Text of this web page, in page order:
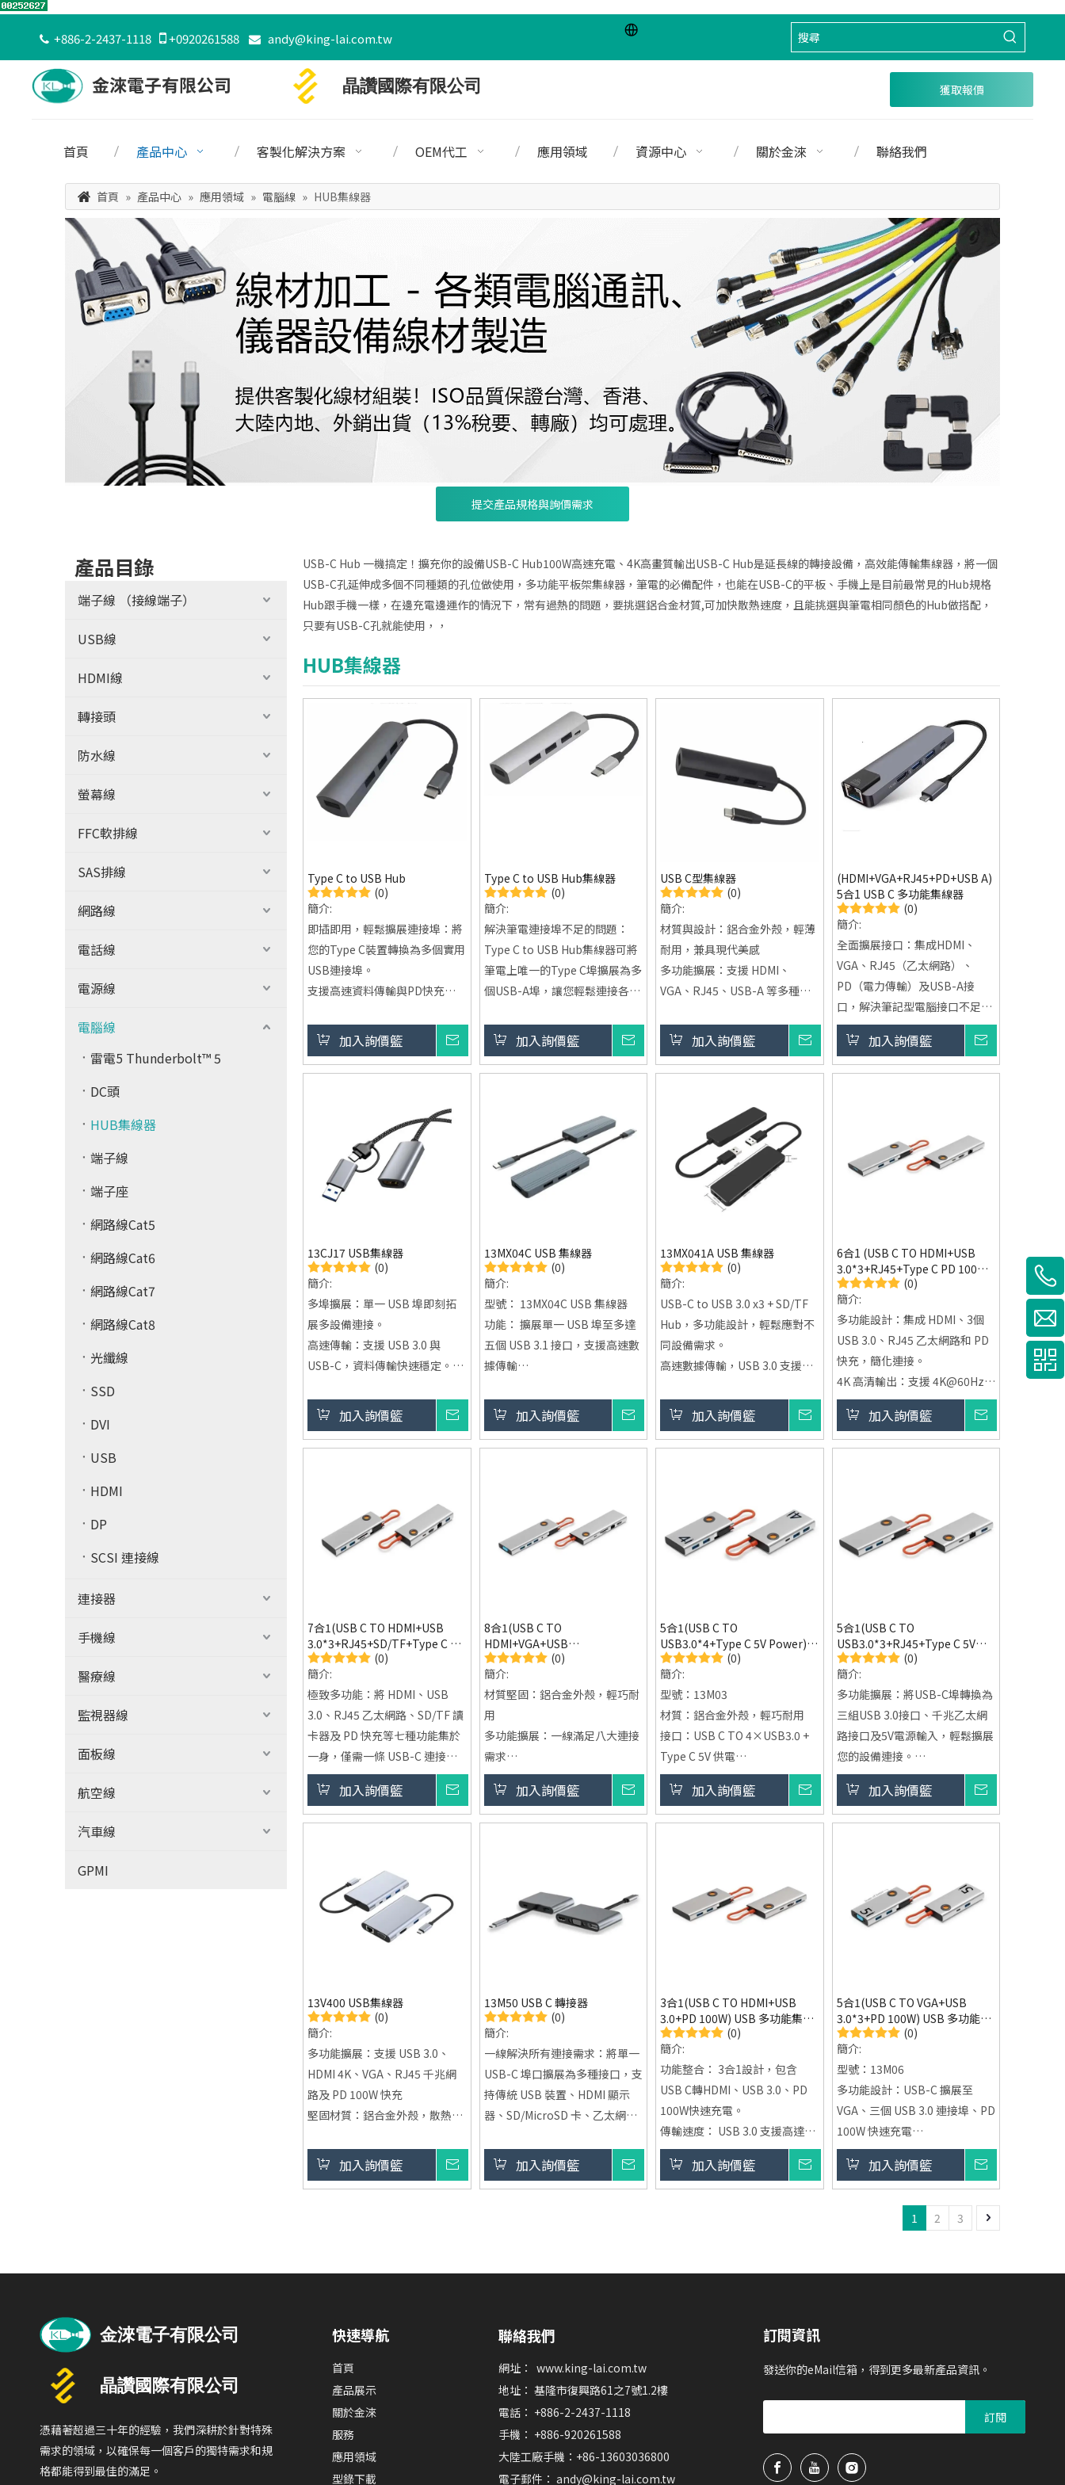
 +886-2-2437-1118 +0920261588  andy@king-lai.com.tw
獲取報價
首頁 產品中心 客製化解決方案 OEM代工 應用領域 資源中心 關於金淶 聯絡我們
首頁 » 產品中心 » 應用領域 » 電腦線 » HUB集線器
提交產品規格與詢價需求
產品目錄
端子線 （接線端子）
USB線
HDMI線
轉接頭
防水線
螢幕線
FFC軟排線
SAS排線
網路線
電話線
電源線
電腦線
雷電5 Thunderbolt™ 5
DC頭
HUB集線器
端子線
端子座
網路線Cat5
網路線Cat6
網路線Cat7
網路線Cat8
光纖線
SSD
DVI
USB
HDMI
DP
SCSI 連接線
連接器
手機線
醫療線
監視器線
面板線
航空線
汽車線
GPMI
USB-C Hub 一機搞定！擴充你的設備USB-C Hub100W高速充電、4K高畫質輸出USB-C Hub是延長線的轉接設備，高效能傳輸集線器，將一個
USB-C孔延伸成多個不同種類的孔位做使用，多功能平板架集線器，筆電的必備配件，也能在USB-C的平板、手機上是目前最常見的Hub規格
Hub跟手機一樣，在邊充電邊運作的情況下，常有過熱的問題，要挑選鋁合金材質,可加快散熱速度，且能挑選與筆電相同顏色的Hub做搭配，
只要有USB-C孔就能使用，，
HUB集線器
Type C to USB Hub
(0)
簡介:
即插即用，輕鬆擴展連接埠：將
您的Type C裝置轉換為多個實用
USB連接埠。
支援高速資料傳輸與PD快充：
援，讓您無需擔心資料傳輸或充
電問題。
多功能兼容性：支援各種USB-A
加入詢價籃
Type C to USB Hub集線器
(0)
簡介:
解決筆電連接埠不足的問題：
Type C to USB Hub集線器可將
筆電上唯一的Type C埠擴展為多
個USB-A埠，讓您輕鬆連接各種
高效數據傳輸：支援USB 3.0標
準，傳輸速度高達5Gbps，幫助
您快速傳輸大量數據。
埠，部分型號還具備PD快充功
能，並支援影音輸出等額外功
能。
輕巧便攜設計：小巧輕便，方便
攜帶，適合各種工作和娛樂場
加入詢價籃
USB C型集線器
(0)
簡介:
材質與設計：鋁合金外殼，輕薄
耐用，兼具現代美感
多功能擴展：支援 HDMI、
VGA、RJ45、USB-A 等多種接
快速充電：支援 USB-C Power
Delivery (PD) 快充功能
銷售模式：接受 OEM/ODM 客製
加入詢價籃
(HDMI+VGA+RJ45+PD+USB A)
5合1 USB C 多功能集線器
(0)
簡介:
全面擴展接口：集成HDMI、
VGA、RJ45（乙太網路）、
PD（電力傳輸）及USB-A接
口，解決筆記型電腦接口不足的
問題。
支持4K輸出：提供4K UHD高畫
質影像輸出，無論是娛樂還是工
告別Wi-Fi不穩定的煩惱。
快速充電功能：支援Power
高速數據傳輸：USB-A接口支援
USB 3.0標準，最大數據傳輸速
率達5Gbps，提升工作效率。
加入詢價籃
13CJ17 USB集線器
(0)
簡介:
多埠擴展：單一 USB 埠即刻拓
展多設備連接。
高速傳輸：支援 USB 3.0 與
USB-C，資料傳輸快速穩定。
時間使用不過熱。
桌面整潔：集中管理 USB 裝
置，保持工作環境整潔。
加入詢價籃
13MX04C USB 集線器
(0)
簡介:
型號： 13MX04C USB 集線器
功能： 擴展單一 USB 埠至多達
五個 USB 3.1 接口，支援高速數
據傳輸
與散熱性
應用範圍： 支援各類數位設備，
包括筆電、桌面電腦、外接硬
加入詢價籃
13MX041A USB 集線器
(0)
簡介:
USB-C to USB 3.0 x3 + SD/TF
Hub，多功能設計，輕鬆應對不
同設備需求。
高速數據傳輸，USB 3.0 支援高
傳輸。
即插即用功能，免去安裝驅動程
式的麻煩，簡單輕鬆使用。
加入詢價籃
6合1 (USB C TO HDMI+USB
3.0*3+RJ45+Type C PD 100W)
USB 多功能集線器-13M07
(0)
簡介:
多功能設計：集成 HDMI、3個
USB 3.0、RJ45 乙太網路和 PD
快充，簡化連接。
4K 高清輸出：支援 4K@60Hz
HDMI 視頻輸出，提升視覺體
驗。
高速數據傳輸：三個 USB 3.0 埠
網路端口，提供穩定的有線網路
連接。
輕便設計：鋁殼設計，輕巧耐
用，易於攜帶。
加入詢價籃
7合1(USB C TO HDMI+USB
3.0*3+RJ45+SD/TF+Type C PD
100W) USB 多功能集線
器-13M08
(0)
簡介:
極致多功能：將 HDMI、USB
3.0、RJ45 乙太網路、SD/TF 讀
卡器及 PD 快充等七種功能集於
一身，僅需一條 USB-C 連接線
即可擴展多項功能。
4K 高清顯示：支援高達
4K@60Hz 解析度，讓您的視覺
3.0 埠，支援高達 5Gbps 傳輸速
率，快速備份資料與讀取文件。
穩定網絡連接：內建 RJ45 千兆
乙太網路埠，提供比 Wi-Fi 更穩
充端口，保證在使用其他功能時
也能保持充沛電力。
加入詢價籃
8合1(USB C TO
HDMI+VGA+USB
3.0*3+RJ45+SD/TF+Type C PD
100W) USB 多功能集線
器-13M09
(0)
簡介:
材質堅固：鋁合金外殼，輕巧耐
用
多功能擴展：一線滿足八大連接
需求
高速傳輸：USB 3.0 與 SD/TF 卡
槽支援高速資料傳輸
穩定連線：RJ45 千兆乙太網
加入詢價籃
5合1(USB C TO
USB3.0*4+Type C 5V Power)
USB 多功能集線器-13M03
(0)
簡介:
型號：13M03
材質：鋁合金外殼，輕巧耐用
接口：USB C TO 4×USB3.0 +
Type C 5V 供電
傳輸速率：USB 3.0 支援高達
5Gbps
銷售模式：批量訂購，最小定量
加入詢價籃
5合1(USB C TO
USB3.0*3+RJ45+Type C 5V
Power) USB 多功能集線
器-13M04
(0)
簡介:
多功能擴展：將USB-C埠轉換為
三組USB 3.0接口、千兆乙太網
路接口及5V電源輸入，輕鬆擴展
您的設備連接。
高速數據傳輸：每個USB 3.0接
口支援高達5Gbps的傳輸速率，
讓您的資料傳輸更加快速高效。
額外電源支持：提供Type-C 5V
電源輸入，確保多設備運行穩
Android等多種操作系統。
加入詢價籃
13V400 USB集線器
(0)
簡介:
多功能擴展：支援 USB 3.0、
HDMI 4K、VGA、RJ45 千兆網
路及 PD 100W 快充
堅固材質：鋁合金外殼，散熱
全球銷售：製造與出口，
ODM/OEM 可定制 LOGO 與外觀
加入詢價籃
13M50 USB C 轉接器
(0)
簡介:
一線解決所有連接需求：將單一
USB-C 埠口擴展為多種接口，支
持傳統 USB 裝置、HDMI 顯示
器、SD/MicroSD 卡、乙太網路
超高速傳輸與穩定網絡：支持
USB 3.0 速度（最高 5Gbps）及
即時充電與連接：內建 Power
Delivery 充電技術，最高支援
100W 充電，同時解決多功能連
加入詢價籃
3合1(USB C TO HDMI+USB
3.0+PD 100W) USB 多功能集線
器-13M05
(0)
簡介:
功能整合： 3合1設計，包含
USB C轉HDMI、USB 3.0、PD
100W快速充電。
傳輸速度： USB 3.0 支援高達
5.0Gbps，HDMI 支援
4K@30Hz。
充電功能： 支援PD 100W充電
好的散熱效果與耐用性。
最小訂購量： 1000 pcs，適合
加入詢價籃
5合1(USB C TO VGA+USB
3.0*3+PD 100W) USB 多功能集
線器-13M06 (0)
簡介:
型號：13M06
多功能設計：USB-C 擴展至
VGA、三個 USB 3.0 連接埠、PD
100W 快速充電
材質：鋁合金外殼，輕巧耐用
適用場景：筆記型電腦、平板、
商務簡報及多設備連接
最小訂購量：1000pcs
加入詢價籃
1 2 3
憑藉著超過三十年的經驗，我們深耕於針對特殊
需求的領域，以確保每一個客戶的獨特需求和規
格都能得到最佳的滿足。
快速導航
首頁
產品展示
關於金淶
服務
應用領域
型錄下載
聯絡我們
網址：www.king-lai.com.tw
地址： 基隆市復興路61之7號1.2樓
電話： +886-2-2437-1118
手機： +886-920261588
大陸工廠手機：+86-13603036800
電子郵件：andy@king-lai.com.tw
訂閱資訊
發送你的eMail信箱，得到更多最新產品資訊。
訂閱